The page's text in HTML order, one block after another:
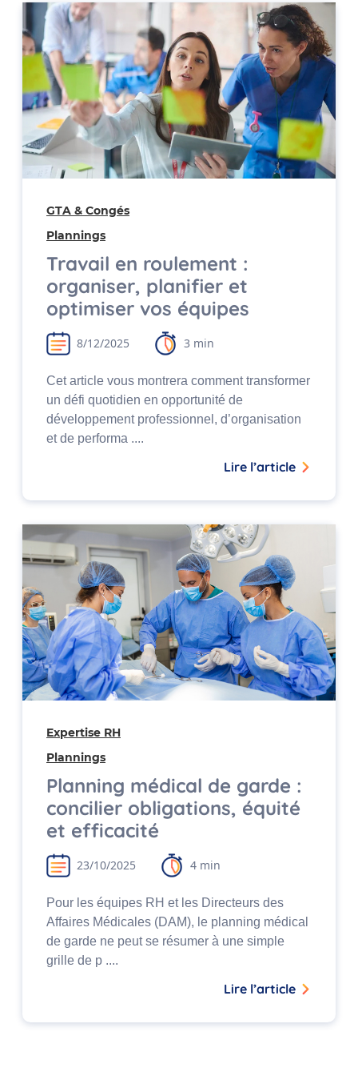
GTA & Congés
Plannings
Travail en roulement :
organiser, planifier et
optimiser vos équipes
8/12/2025 3 min
Cet article vous montrera comment transformer
un défi quotidien en opportunité de
développement professionnel, d’organisation
et de performa ....
Lire l’article
Expertise RH
Plannings
Planning médical de garde :
concilier obligations, équité
et efficacité
23/10/2025 4 min
Pour les équipes RH et les Directeurs des
Affaires Médicales (DAM), le planning médical
de garde ne peut se résumer à une simple
grille de p ....
Lire l’article